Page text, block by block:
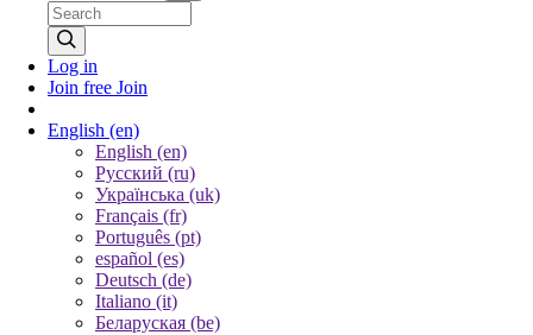
Log in
Join free Join
English (en)
English (en)
Русский (ru)
Українська (uk)
Français (fr)
Português (pt)
español (es)
Deutsch (de)
Italiano (it)
Беларуская (be)